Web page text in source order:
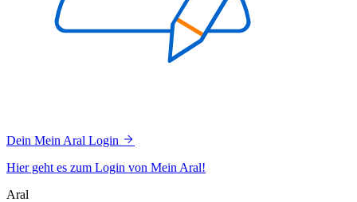
Dein Mein Aral Login
Hier geht es zum Login von Mein Aral!
Aral